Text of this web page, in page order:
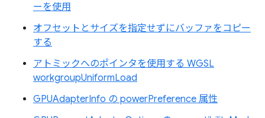
ーを使用
オフセットとサイズを指定せずにバッファをコピー
する
アトミックへのポインタを使用する WGSL
workgroupUniformLoad
GPUAdapterInfo の powerPreference 属性